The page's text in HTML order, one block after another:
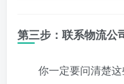
第三步：联系物流公
你一定要问清楚这